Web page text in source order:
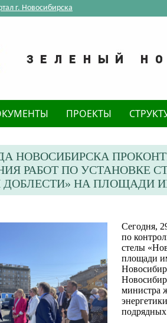
г. Новосибирска
ПРОЕКТЫ
НОВОСИБИРСКА
РАБОТ ПО УСТАНОВКЕ
ДОБЛЕСТИ» НА ПЛОЩАДИ
Сегодня,
по
стелы
площади
министра